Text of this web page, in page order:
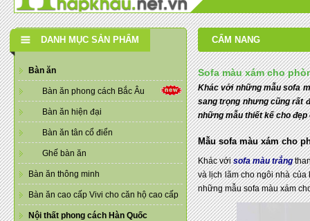
DANH MỤC SẢN PHẨM
Bàn ăn
Bàn ăn phong cách Bắc Âu
Bàn ăn hiện đại
Bàn ăn tân cổ điển
Ghế bàn ăn
Bàn ăn thông minh
Bàn ăn cao cấp Vivi cho căn hộ cao cấp
Nội thất phong cách Hàn Quốc
CẨM NANG
Sofa màu xám cho
Khác với những mẫu sofa
sang trọng nhưng cũng rất
những mẫu thiết kế cho
Mẫu sofa màu xám cho
Khác vớisofa màu trắng
và lịch lãm cho ngôi nhà
những mẫu sofa màu xám